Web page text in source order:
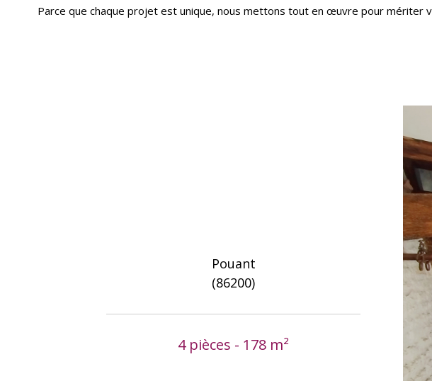
Parce que chaque projet est unique, nous mettons tout en œuvre pour mériter
Pouant
(86200)
4 pièces - 178 m²